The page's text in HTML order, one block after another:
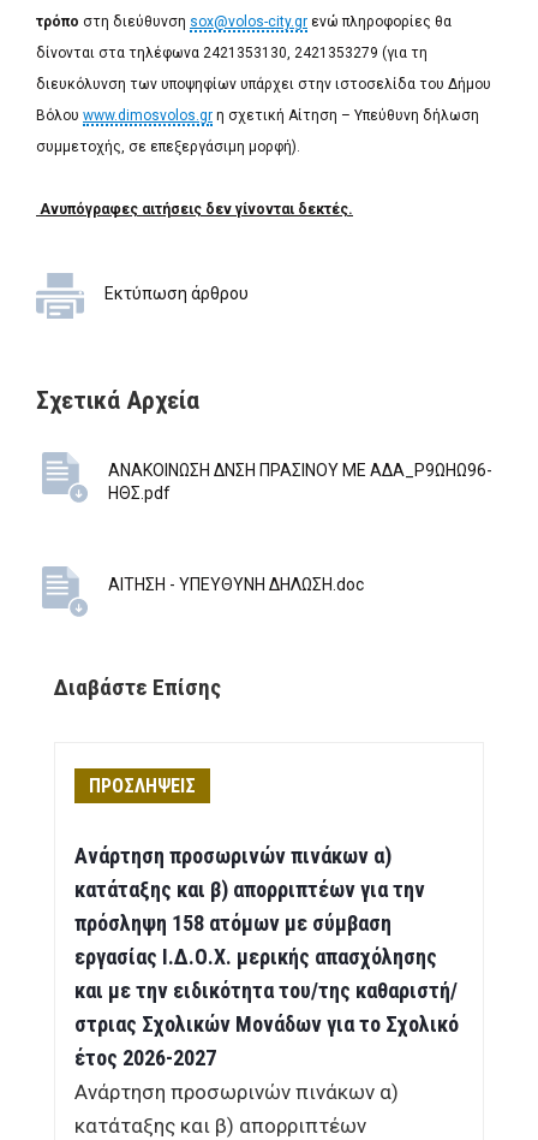
τρόπο στη διεύθυνση sox@volos-city.gr ενώ πληροφορίες θα
δίνονται στα τηλέφωνα 2421353130, 2421353279 (για τη
διευκόλυνση των υποψηφίων υπάρχει στην ιστοσελίδα του Δήμου
Βόλου www.dimosvolos.gr η σχετική Αίτηση – Υπεύθυνη δήλωση
συμμετοχής, σε επεξεργάσιμη μορφή).
Ανυπόγραφες αιτήσεις δεν γίνονται δεκτές.
Εκτύπωση άρθρου
Σχετικά Αρχεία
ΑΝΑΚΟΙΝΩΣΗ ΔΝΣΗ ΠΡΑΣΙΝΟΥ ΜΕ ΑΔΑ_Ρ9ΩΗΩ96-
ΗΘΣ.pdf
ΑΙΤΗΣΗ - ΥΠΕΥΘΥΝΗ ΔΗΛΩΣΗ.doc
Διαβάστε Επίσης
ΠΡΟΣΛΗΨΕΙΣ
Ανάρτηση προσωρινών πινάκων α)
κατάταξης και β) απορριπτέων για την
πρόσληψη 158 ατόμων με σύμβαση
εργασίας Ι.Δ.Ο.Χ. μερικής απασχόλησης
και με την ειδικότητα του/της καθαριστή/
στριας Σχολικών Μονάδων για το Σχολικό
έτος 2026-2027
Ανάρτηση προσωρινών πινάκων α)
κατάταξης και β) απορριπτέων